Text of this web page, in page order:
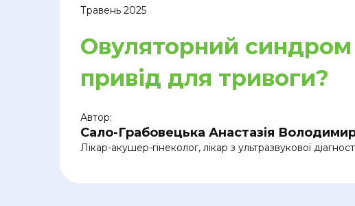
Травень 2025
Овуляторний
привід для тривоги?
Автор:
Сало-Грабовецька Анастазія
Лікар-акушер-гінеколог, лікар з ультразвукової